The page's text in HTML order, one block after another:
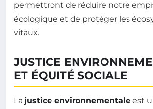
permettront de réduire notre
écologique et de protéger les
vitaux.
JUSTICE
ET ÉQUITÉ SOCIALE
La justice environnementale est